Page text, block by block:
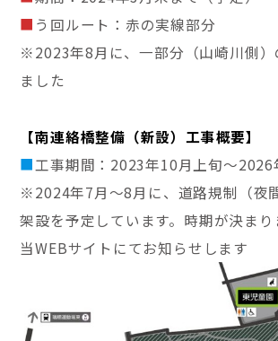
■ う回ルート：赤の実線部分
※2023年8月に、一部分（山崎川側）
ました
【南連絡橋整備（新設）工事概要】
■工事期間：2023年10月上旬～2026
※2024年7月～8月に、道路規制（夜
架設を予定しています。時期が決ま
当WEBサイトにてお知らせします